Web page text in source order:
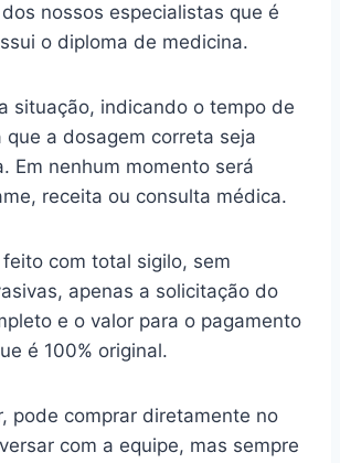
nossos especialistas que é
o diploma de medicina.
situação, indicando o tempo de
que a dosagem correta seja
Em nenhum momento será
receita ou consulta médica.
com total sigilo, sem
apenas a solicitação do
e o valor para o pagamento
é 100% original.
pode comprar diretamente no
com a equipe, mas sempre